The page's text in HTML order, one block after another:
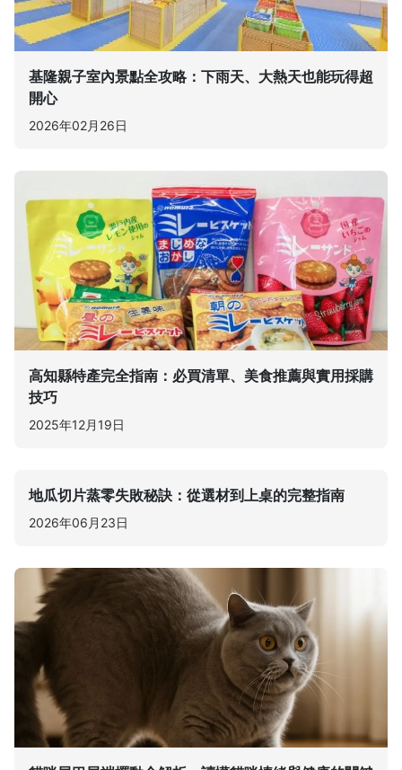
基隆親子室內景點全攻略：下雨天、大熱天也能玩得超
開心
2026年02月26日
高知縣特產完全指南：必買清單、美食推薦與實用採購
技巧
2025年12月19日
地瓜切片蒸零失敗秘訣：從選材到上桌的完整指南
2026年06月23日